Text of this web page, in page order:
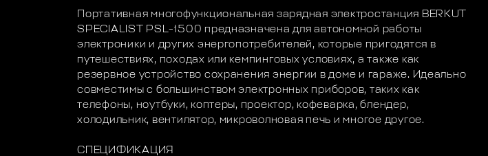
Портативная многофункциональная зарядная электростанция BERKUT
SPECIALIST PSL-1500 предназначена для автономной работы
электроники и других энергопотребителей, которые пригодятся в
путешествиях, походах или кемпинговых условиях, а также как
резервное устройство сохранения энергии в доме и гараже. Идеально
совместимы с большинством электронных приборов, таких как
телефоны, ноутбуки, коптеры, проектор, кофеварка, блендер,
холодильник, вентилятор, микроволновая печь и многое другое.
СПЕЦИФИКАЦИЯ